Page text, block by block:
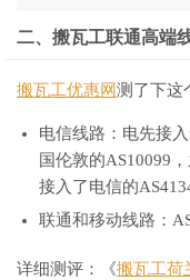
二、搬瓦工联通高端
搬瓦工优惠网测了下这
电信线路：电先接
国伦敦的AS10099
接入了电信的
联通和移动线路：
详细测评：《搬瓦工荷